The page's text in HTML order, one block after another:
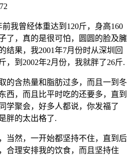
我曾经体重达到120斤，身高160
了，真的是很可怕，圆圆的脸及臃
结果，我2001年7月份时从深圳回
，到2002年2月份，我就胖了26斤.
的含热量和脂肪过多，而且一到冬
西，而且比平时吃的还要多，直到
学聚会，好多人都说，你发福了
胖的太出格了.
当然，一开始都坚持不住，直到后
合理安排我的饮食，而且坚持住